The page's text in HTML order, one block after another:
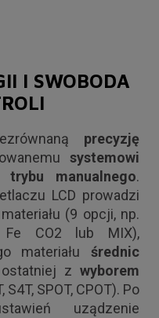
I SWOBODA
precyzję
systemowi
manualnego.
LCD prowadzi
(9 opcji, np.
Fe CO2 lub MIX),
materiału średnic
z wyborem
S4T, SPOT, CPOT). Po
uządzenie